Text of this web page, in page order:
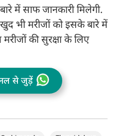
में साफ जानकारी मिलेगी.
खुद भी मरीजों को इसके बारे में
की सुरक्षा के लिए
से जुड़ें